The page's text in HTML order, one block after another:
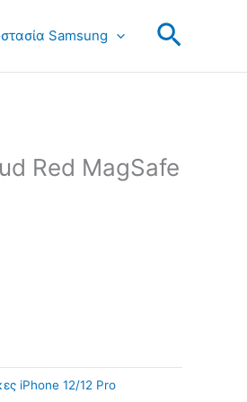
Samsung Search
Red MagSafe
iPhone 12/12 Pro